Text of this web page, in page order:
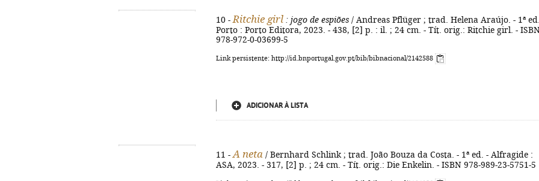
10 - Ritchie girl : jogo de espiões / Andreas Pflüger ; trad. Helena Araújo. - 1ª
Porto : Porto Editora, 2023. - 438, [2] p. : il. ; 24 cm. - Tít. orig.: Ritchie girl. -
978-972-0-03699-5
Link persistente: http://id.bnportugal.gov.pt/bib/bibnacional/2142588
ADICIONAR À LISTA
11 - A neta / Bernhard Schlink ; trad. João Bouza da Costa. - 1ª ed. - Alfragide :
ASA, 2023. - 317, [2] p. ; 24 cm. - Tít. orig.: Die Enkelin. - ISBN 978-989-23-5751-5